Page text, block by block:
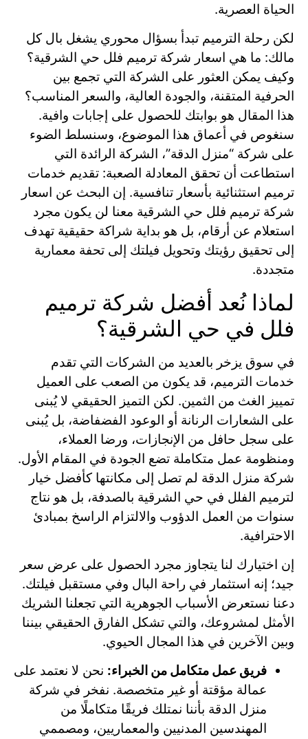
الحياة العصرية.
لكن رحلة الترميم تبدأ بسؤال محوري يشغل بال كل
مالك: ما هي اسعار شركة ترميم فلل حي الشرقية؟
وكيف يمكن العثور على الشركة التي تجمع بين
الحرفية المتقنة، والجودة العالية، والسعر المناسب؟
هذا المقال هو بوابتك للحصول على إجابات وافية.
سنغوص في أعماق هذا الموضوع، وسنسلط الضوء
على شركة “منزل الدقة”، الشركة الرائدة التي
استطاعت أن تحقق المعادلة الصعبة: تقديم خدمات
ترميم استثنائية بأسعار تنافسية. إن البحث عن اسعار
شركة ترميم فلل حي الشرقية معنا لن يكون مجرد
استعلام عن أرقام، بل هو بداية شراكة حقيقية تهدف
إلى تحقيق رؤيتك وتحويل فيلتك إلى تحفة معمارية
متجددة.
لماذا نُعد أفضل شركة ترميم
فلل في حي الشرقية؟
في سوق يزخر بالعديد من الشركات التي تقدم
خدمات الترميم، قد يكون من الصعب على العميل
تمييز الغث من الثمين. لكن التميز الحقيقي لا يُبنى
على الشعارات الرنانة أو الوعود الفضفاضة، بل يُبنى
على سجل حافل من الإنجازات، ورضا العملاء،
ومنظومة عمل متكاملة تضع الجودة في المقام الأول.
شركة منزل الدقة لم تصل إلى مكانتها كأفضل خيار
لترميم الفلل في حي الشرقية بالصدفة، بل هو نتاج
سنوات من العمل الدؤوب والالتزام الراسخ بمبادئ
الاحترافية.
إن اختيارك لنا يتجاوز مجرد الحصول على عرض سعر
جيد؛ إنه استثمار في راحة البال وفي مستقبل فيلتك.
دعنا نستعرض الأسباب الجوهرية التي تجعلنا الشريك
الأمثل لمشروعك، والتي تشكل الفارق الحقيقي بيننا
وبين الآخرين في هذا المجال الحيوي.
فريق عمل متكامل من الخبراء: نحن لا نعتمد على
عمالة مؤقتة أو غير متخصصة. نفخر في شركة
منزل الدقة بأننا نمتلك فريقًا متكاملًا من
المهندسين المدنيين والمعماريين، ومصممي